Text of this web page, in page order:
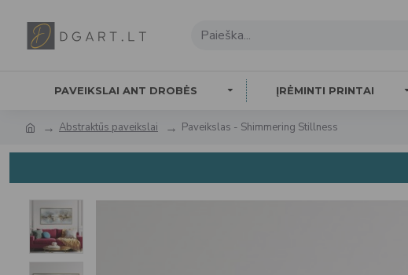
PAVEIKSLAI ANT DROBĖS ĮRĖMINTI PRINTAI
Abstraktūs paveikslai Paveikslas - Shimmering Stillness